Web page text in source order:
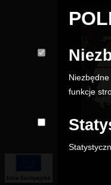
funkcje